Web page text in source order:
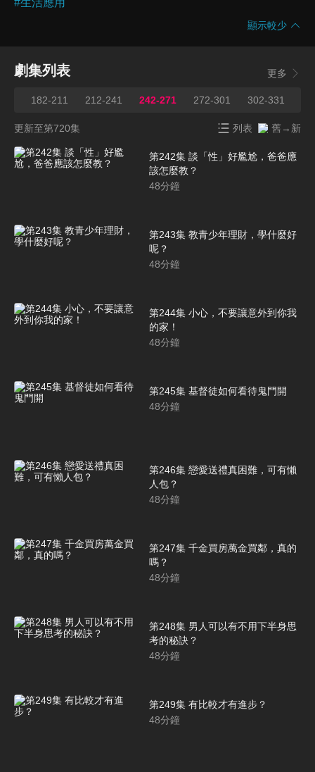
顯示較少
劇集列表 更多
182-211 212-241 242-271 272-301 302-331
更新至第720集 列表 舊→新
第242集 談「性」好尷尬，爸爸應
該怎麼教？
48分鐘
第243集 教青少年理財，學什麼好
呢？
48分鐘
第244集 小心，不要讓意外到你我
的家！
48分鐘
第245集 基督徒如何看待鬼門開
48分鐘
第246集 戀愛送禮真困難，可有懶
人包？
48分鐘
第247集 千金買房萬金買鄰，真的
嗎？
48分鐘
第248集 男人可以有不用下半身思
考的秘訣？
48分鐘
第249集 有比較才有進步？
48分鐘